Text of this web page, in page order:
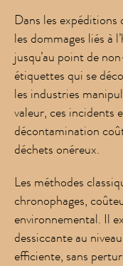
Dans les
les dommages liés à
jusqu’au point de
étiquettes qui se
les industries
valeur, ces incidents
décontamination
déchets onéreux.
Les méthodes
chronophages,
environnemental. Il
dessiccante au
efficiente, sans